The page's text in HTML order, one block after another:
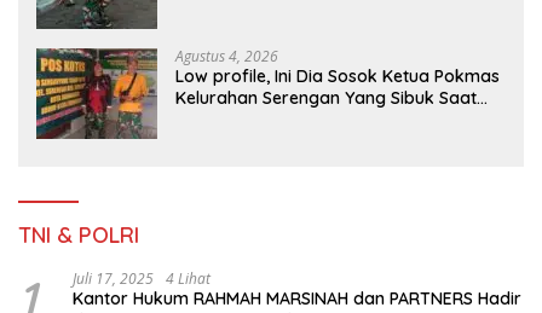
Agustus 4, 2026
Low profile, Ini Dia Sosok Ketua Pokmas
Kelurahan Serengan Yang Sibuk Saat
TNI & POLRI
1 Juli 17, 2025 4 Lihat
Kantor Hukum RAHMAH MARSINAH dan PARTNERS Hadir